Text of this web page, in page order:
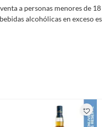
a personas menores de 18
alcohólicas en exceso es